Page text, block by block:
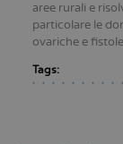
aree rurali e
particolare le
ovariche e
Tags: